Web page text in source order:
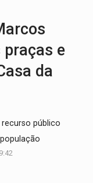
praças e
da
público